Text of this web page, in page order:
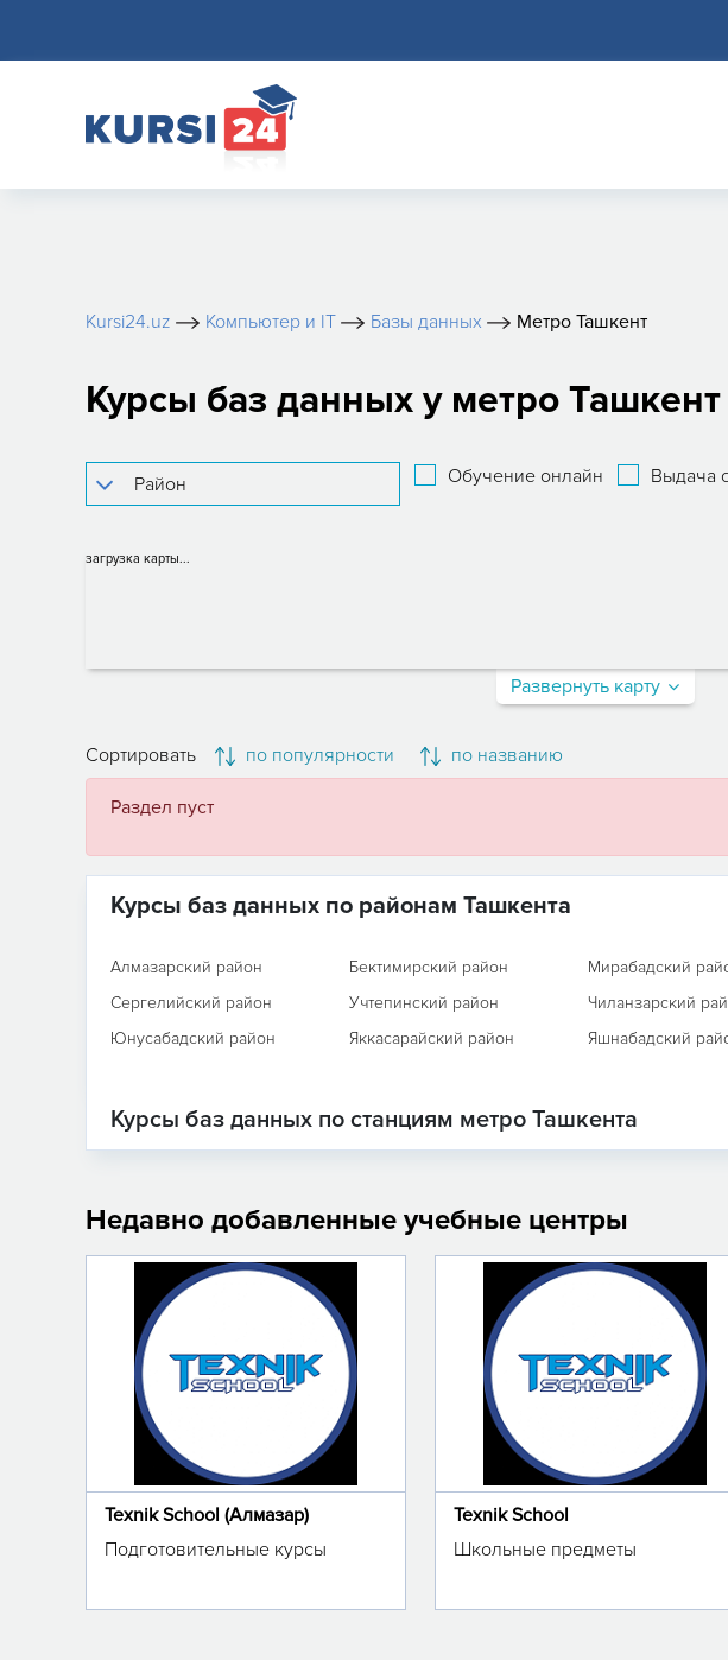
Kursi24.uz Компьютер и IT Базы данных Метро Ташкент
Курсы баз данных у метро Ташкент
Обучение онлайн Выдача
загрузка карты...
Развернуть карту
Сортировать по популярности по названию
Раздел пуст
Курсы баз данных по районам Ташкента
Алмазарский район Бектимирский район Мирабадский
Сергелийский район
Учтепинский район Чиланзарский
Юнусабадский район
Яккасарайский район Яшнабадский
Курсы баз данных по станциям метро Ташкента
Недавно добавленные учебные центры
Texnik School (Алмазар)
Подготовительные курсы
Texnik School
Школьные предметы